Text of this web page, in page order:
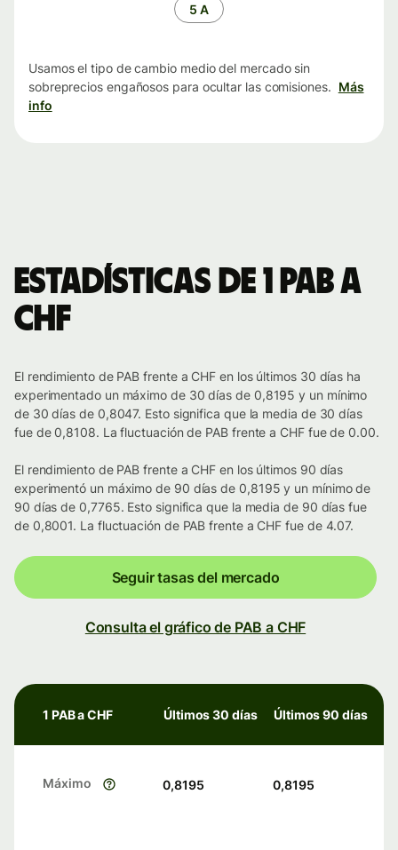
5 A
Usamos el tipo de cambio medio del mercado sin
sobreprecios engañosos para ocultar las comisiones. Más
info
Estadísticas de 1 PAB a
CHF
El rendimiento de PAB frente a CHF en los últimos 30 días ha
experimentado un máximo de 30 días de 0,8195 y un mínimo
de 30 días de 0,8047. Esto significa que la media de 30 días
fue de 0,8108. La fluctuación de PAB frente a CHF fue de 0.00.
El rendimiento de PAB frente a CHF en los últimos 90 días
experimentó un máximo de 90 días de 0,8195 y un mínimo de
90 días de 0,7765. Esto significa que la media de 90 días fue
de 0,8001. La fluctuación de PAB frente a CHF fue de 4.07.
Seguir tasas del mercado
Consulta el gráfico de PAB a CHF
1 PAB a CHF Últimos 30 días Últimos 90 días
Máximo 0,8195 0,8195